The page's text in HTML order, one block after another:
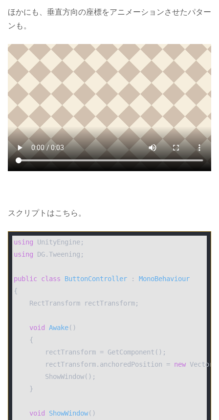
ほかにも、垂直方向の座標をアニメーションさせたパター
ンも。
スクリプトはこちら。
using
using DG.Tweening;
public class ButtonController : MonoBehaviour
{
    RectTransform rectTransform;
void Awake( )
    {
        rectTransform = GetComponent();
        rectTransform.anchoredPosition =
new
        ShowWindow();
    }
void ShowWindow( )